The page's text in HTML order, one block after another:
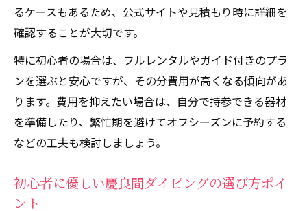
慶良間ダイビング値段の内訳を徹底解剖
1回あたりの慶良間ダイビング費用比較方法
レンタル代込みプランの見極め方と注意点
おすすめダイビングショップの料金比較術
追加料金がかかる慶良間ダイビングの落と
し穴
午後も楽しめる慶良間ダイビング体験
慶良間ダイビング午後プランの選び方ガイ
るケースもあるため、公式サイトや見積もり時に詳細を
確認することが大切です。
特に初心者の場合は、フルレンタルやガイド付きのプラ
ンを選ぶと安心ですが、その分費用が高くなる傾向があ
ります。費用を抑えたい場合は、自分で持参できる器材
を準備したり、繁忙期を避けてオフシーズンに予約する
などの工夫も検討しましょう。
初心者に優しい慶良間ダイビングの選び方ポイ
ント